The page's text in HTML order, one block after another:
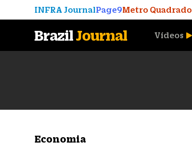
INFRA JournalPage9Metro Quadrado
BrazilJournal Vídeos
Economia